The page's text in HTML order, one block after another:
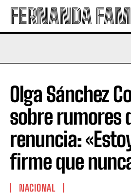
FERNANDA
Olga Sánchez
sobre rumores
renuncia:
firme que
NACIONAL